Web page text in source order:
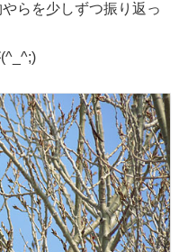
らを少しずつ振り返っ